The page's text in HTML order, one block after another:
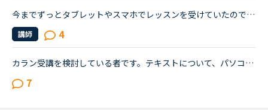
今までずっとタブレットやスマホでレッスンを受けていたのですが、パソコンを新しくしたことにより、カメラもついたので、パソコンでも受講し始めました。ただ、操作や画面に慣れていないこともあり、なかなか使...
講師 4
カラン受講を検討している者です。テキストについて、パソコンで受講する場合は紙媒体かe-bookでのテキストを購入する必要がありますが、アプリを使用する場合（タブレット、スマホ等？）は購入しなくても画面に...
7